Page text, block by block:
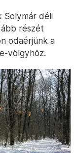
Solymár déli
részét
odaérjünk a
völgyhöz.